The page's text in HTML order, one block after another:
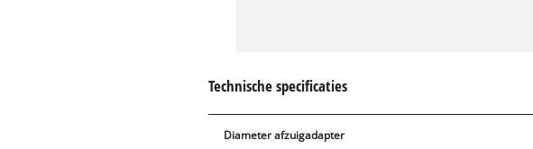
Technische specificaties
Diameter afzuigadapter